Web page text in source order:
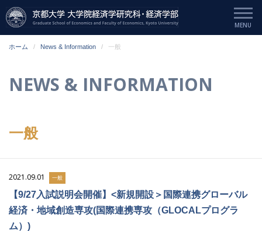
ホーム News & Information 一般
NEWS & INFORMATION
一般
2021.09.01 一般
【9/27入試説明会開催】<新規開設＞国際連携グローバル
経済・地域創造専攻(国際連携専攻（GLOCALプログラ
ム）)